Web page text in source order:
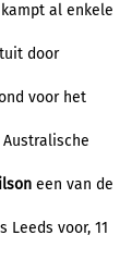
al enkele
door
voor het
een van de
Leeds voor, 11